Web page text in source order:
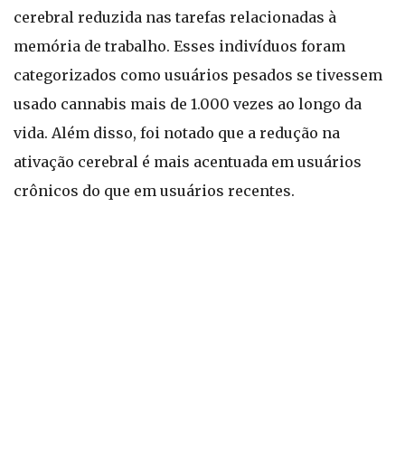
cerebral reduzida nas tarefas relacionadas à
memória de trabalho. Esses indivíduos foram
categorizados como usuários pesados se tivessem
usado cannabis mais de 1.000 vezes ao longo da
vida. Além disso, foi notado que a redução na
ativação cerebral é mais acentuada em usuários
crônicos do que em usuários recentes.